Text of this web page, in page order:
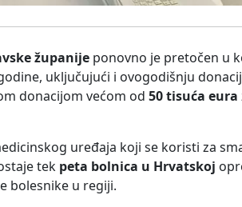
županije ponovno je pretočen u
uključujući i ovogodišnju
donacijom većom od 50 tisuća eura
uređaja koji se koristi za
tek peta bolnica u Hrvatskoj
bolesnike u regiji.